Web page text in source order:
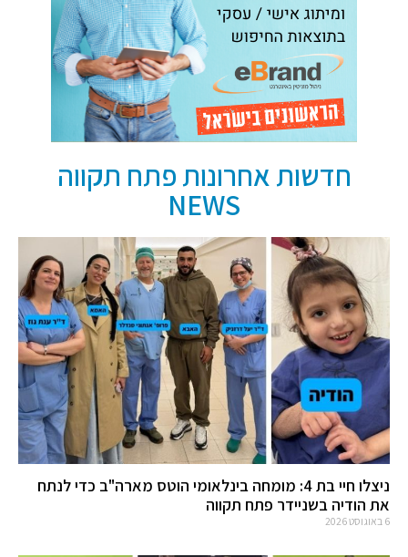
חדשות אחרונות פתח תקווה
NEWS
ניצלו חיי בת 4: מומחה בינלאומי הוטס מארה"ב כדי לנתח
את הודיה בשניידר פתח תקווה
6 באוגוסט 2026